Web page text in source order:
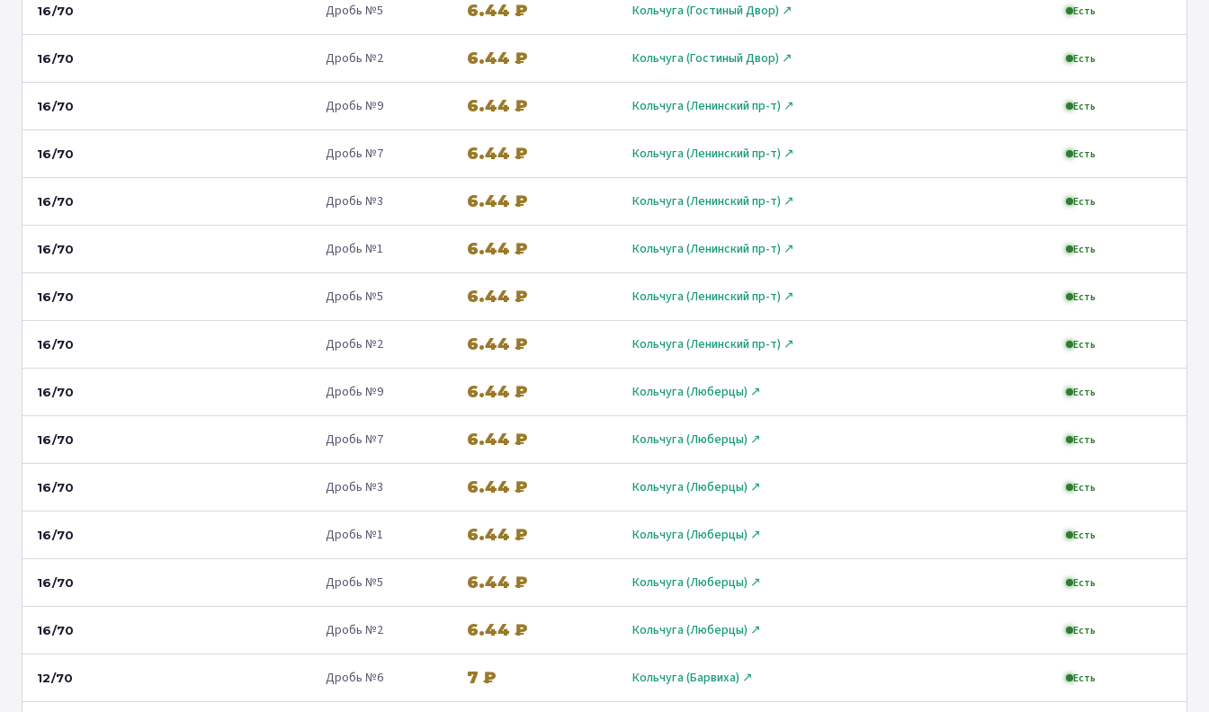
16/70 Дробь №5 6.44 ₽ Кольчуга (Гостиный Двор) ↗ Есть
16/70 Дробь №2 6.44 ₽ Кольчуга (Гостиный Двор) ↗ Есть
16/70 Дробь №9 6.44 ₽ Кольчуга (Ленинский пр-т) ↗ Есть
16/70 Дробь №7 6.44 ₽ Кольчуга (Ленинский пр-т) ↗ Есть
16/70 Дробь №3 6.44 ₽ Кольчуга (Ленинский пр-т) ↗ Есть
16/70 Дробь №1 6.44 ₽ Кольчуга (Ленинский пр-т) ↗ Есть
16/70 Дробь №5 6.44 ₽ Кольчуга (Ленинский пр-т) ↗ Есть
16/70 Дробь №2 6.44 ₽ Кольчуга (Ленинский пр-т) ↗ Есть
16/70 Дробь №9 6.44 ₽ Кольчуга (Люберцы) ↗ Есть
16/70 Дробь №7 6.44 ₽ Кольчуга (Люберцы) ↗ Есть
16/70 Дробь №3 6.44 ₽ Кольчуга (Люберцы) ↗ Есть
16/70 Дробь №1 6.44 ₽ Кольчуга (Люберцы) ↗ Есть
16/70 Дробь №5 6.44 ₽ Кольчуга (Люберцы) ↗ Есть
16/70 Дробь №2 6.44 ₽ Кольчуга (Люберцы) ↗ Есть
12/70 Дробь №6 7 ₽ Кольчуга (Барвиха) ↗ Есть